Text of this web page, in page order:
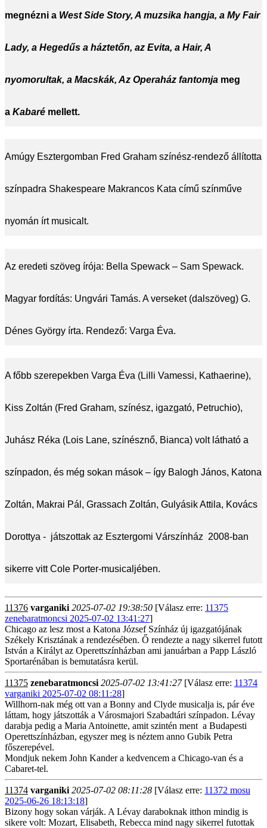
megnézni a West Side Story, A muzsika hangja, a My Fair
Lady, a Hegedűs a háztetőn, az Evita, a Hair, A
nyomorultak, a Macskák, Az Operaház fantomja meg
a Kabaré mellett.
Amúgy Esztergomban Fred Graham színész-rendező állította
színpadra Shakespeare Makrancos Kata című színműve
nyomán írt musicalt.
Az eredeti szöveg írója: Bella Spewack – Sam Spewack.
Magyar fordítás: Ungvári Tamás. A verseket (dalszöveg) G.
Dénes György írta. Rendező: Varga Éva.
A főbb szerepekben Varga Éva (Lilli Vamessi, Kathaerine),
Kiss Zoltán (Fred Graham, színész, igazgató, Petruchio),
Juhász Réka (Lois Lane, színésznő, Bianca) volt látható a
színpadon, és még sokan mások – így Balogh János, Katona
Zoltán, Makrai Pál, Grassach Zoltán, Gulyásik Attila, Kovács
Dorottya - játszottak az Esztergomi Várszínház 2008-ban
sikerre vitt Cole Porter-musicaljében.
11376 varganiki 2025-07-02 19:38:50 [Válasz erre: 11375
zenebaratmoncsi 2025-07-02 13:41:27]
Chicago az lesz most a Katona József Színház új igazgatójának
Székely Krisztának a rendezésében. Ő rendezte a nagy sikerrel futott
István a Királyt az Operettszínházban ami januárban a Papp László
Sportarénában is bemutatásra kerül.
11375 zenebaratmoncsi 2025-07-02 13:41:27[Válasz erre: 11374
varganiki 2025-07-02 08:11:28]
Willhorn-nak még ott van a Bonny and Clyde musicalja is, pár éve
láttam, hogy játszották a Városmajori Szabadtári színpadon. Lévay
darabja pedig a Maria Antoinette, amit szintén ment a Budapesti
Operettszínházban, egyszer meg is néztem anno Gubik Petra
főszerepével.
Mondjuk nekem John Kander a kedvencem a Chicago-van és a
Cabaret-tel.
11374 varganiki 2025-07-02 08:11:28 [Válasz erre: 11372 mosu
2025-06-26 18:13:18]
Bizony hogy sokan várják. A Lévay daraboknak itthon mindig is
sikere volt: Mozart, Elisabeth, Rebecca mind nagy sikerrel futottak